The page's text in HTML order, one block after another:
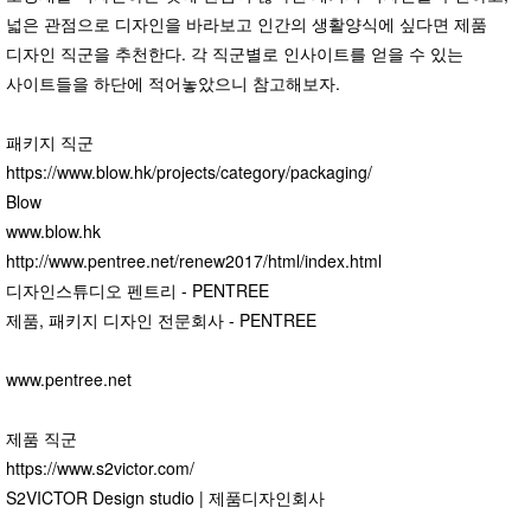
넓은 관점으로 디자인을 바라보고 인간의 생활양식에 싶다면 제품
디자인 직군을 추천한다. 각 직군별로 인사이트를 얻을 수 있는
사이트들을 하단에 적어놓았으니 참고해보자.
패키지 직군
https://www.blow.hk/projects/category/packaging/
Blow
www.blow.hk
http://www.pentree.net/renew2017/html/index.html
디자인스튜디오 펜트리 - PENTREE
제품, 패키지 디자인 전문회사 - PENTREE
www.pentree.net
제품 직군
https://www.s2victor.com/
S2VICTOR Design studio | 제품디자인회사